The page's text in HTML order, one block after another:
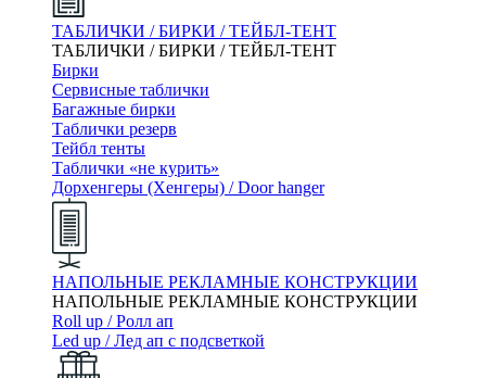
ТАБЛИЧКИ / БИРКИ / ТЕЙБЛ-ТЕНТ
ТАБЛИЧКИ / БИРКИ / ТЕЙБЛ-ТЕНТ
Бирки
Сервисные таблички
Багажные бирки
Таблички резерв
Тейбл тенты
Таблички «не курить»
Дорхенгеры (Хенгеры) / Door hanger
НАПОЛЬНЫЕ РЕКЛАМНЫЕ КОНСТРУКЦИИ
НАПОЛЬНЫЕ РЕКЛАМНЫЕ КОНСТРУКЦИИ
Roll up / Ролл ап
Led up / Лед ап с подсветкой